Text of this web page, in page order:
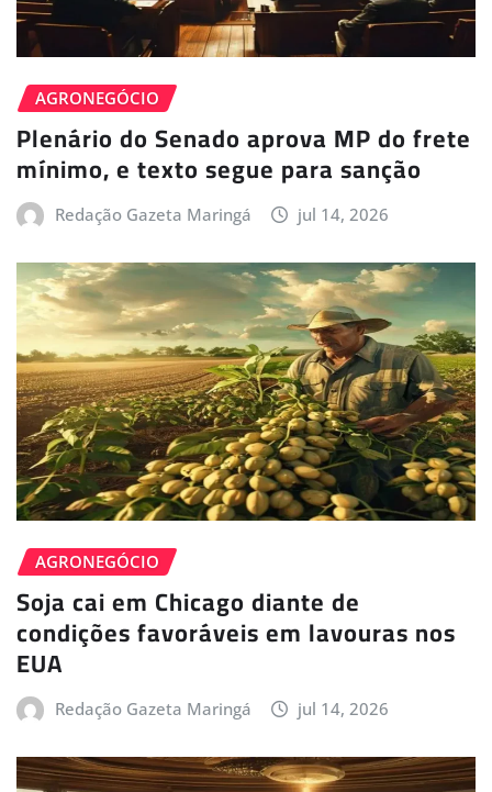
AGRONEGÓCIO
Plenário do Senado aprova MP do frete
mínimo, e texto segue para sanção
Redação Gazeta Maringá jul 14, 2026
AGRONEGÓCIO
Soja cai em Chicago diante de
condições favoráveis em lavouras nos
EUA
Redação Gazeta Maringá jul 14, 2026